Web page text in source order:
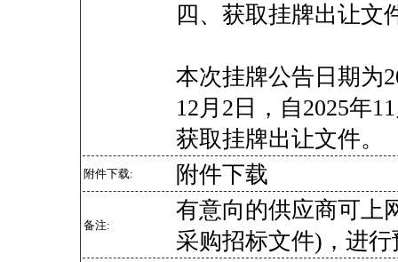
四、获取挂牌出让文
本次挂牌公告日期为
12月2日，自2025年
获取挂牌出让文件。
附件下载: 附件下载
备注:
有意向的供应商可上
采购招标文件)，进